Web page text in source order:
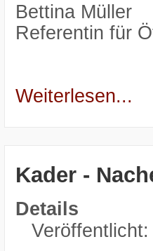
Bettina Müller
Referentin für
Weiterlesen...
Kader -
Details